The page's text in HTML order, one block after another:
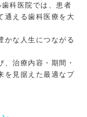
科医院では、患者
通える歯科医療を大
かな人生につながる
、治療内容・期間・
を見据えた最適なプ